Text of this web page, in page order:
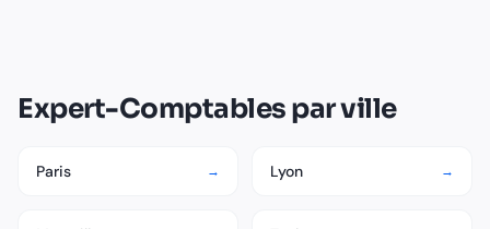
Expert-Comptables par ville
Paris → Lyon →